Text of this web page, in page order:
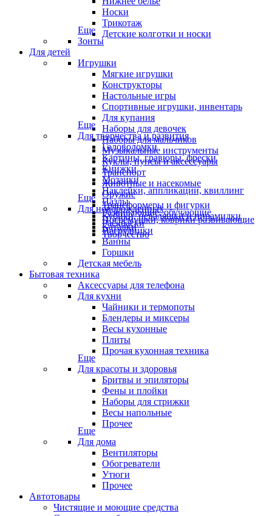
Носки
Трикотаж
Детские колготки и носки
Еще
Зонты
Для детей
Игрушки
Мягкие игрушки
Конструкторы
Настольные игры
Спортивные игрушки, инвентарь
Для купания
Наборы для девочек
Наборы для мальчиков
Музыкальные инструменты
Куклы, пупсы и аксессуары
Транспорт
Животные и насекомые
Оружие
Трансформеры и фигурки
Кубики, неваляшки и пирамидки
Каталки
Еще
Для творчества и развития
Головоломки
Картины, гравюры, фрески
Книжки
Мозаики
Наклейки, аппликации, квиллинг
Пазлы
Развивающие, обучающие
Раскраски
Творчество
Еще
Для новорожденных
Погремушки, коврики развивающие
Нагрудники
Ванны
Горшки
Детская мебель
Бытовая техника
Аксессуары для телефона
Для кухни
Чайники и термопоты
Блендеры и миксеры
Весы кухонные
Плиты
Прочая кухонная техника
Еще
Для красоты и здоровья
Бритвы и эпиляторы
Фены и плойки
Наборы для стрижки
Весы напольные
Прочее
Еще
Для дома
Вентиляторы
Обогреватели
Утюги
Прочее
Автотовары
Чистящие и моющие средства